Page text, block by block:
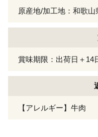
原産地/加工地：和歌山
賞味期限：出荷日＋14
【アレルギー】牛肉